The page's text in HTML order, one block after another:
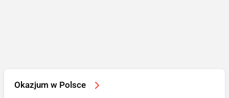
Okazjum w Polsce